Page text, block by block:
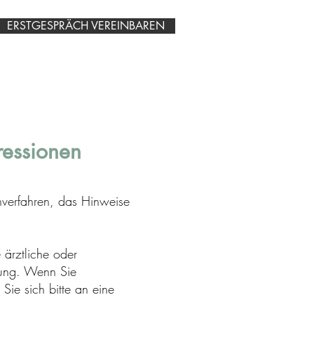
ERSTGESPRÄCH VEREINBAREN
das Hinweise
ärztliche oder
Wenn Sie
sich bitte an eine